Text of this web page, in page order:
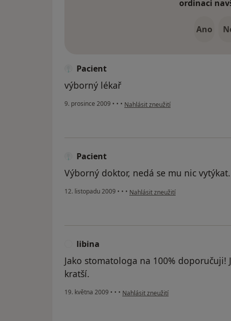
ordinaci
Ano
Pacient
výborný lékař
9. prosince 2009 • • • podle názoru uživatele Pacient
Nahlásit zneužití
Pacient
Výborný doktor, nedá se mu nic
12. listopadu 2009 • • • podle názoru uživatele Pacient
Nahlásit zneužití
libina
Jako stomatologa na 100%
kratší.
19. května 2009 • • • podle názoru uživatele libina
Nahlásit zneužití